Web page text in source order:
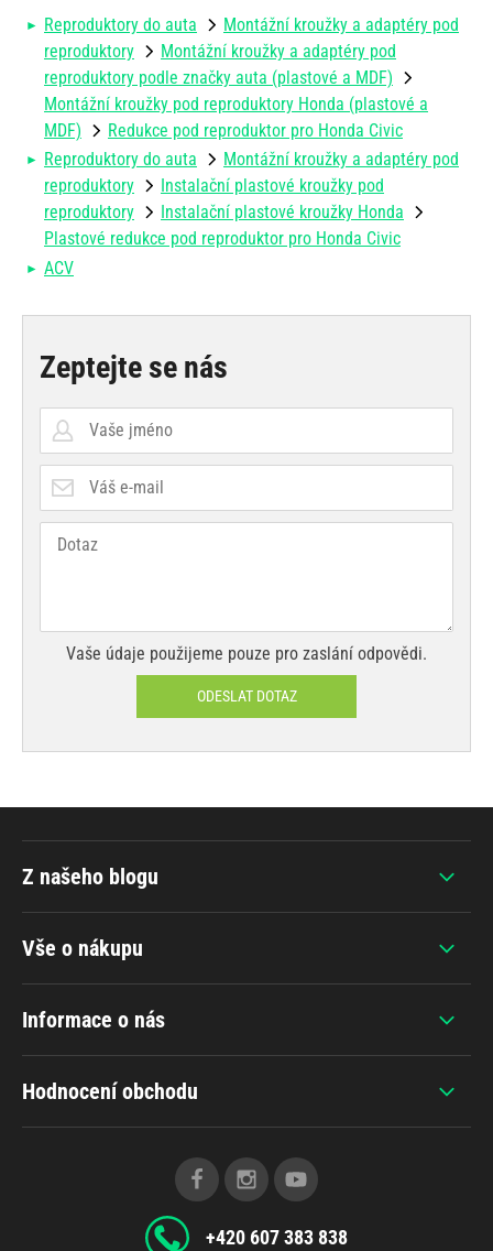
Reproduktory do auta
Montážní kroužky a adaptéry pod
reproduktory
Montážní kroužky a adaptéry pod
reproduktory podle značky auta (plastové a MDF)
Montážní kroužky pod reproduktory Honda (plastové a
MDF)
Redukce pod reproduktor pro Honda Civic
Reproduktory do auta
Montážní kroužky a adaptéry pod
reproduktory
Instalační plastové kroužky pod
reproduktory
Instalační plastové kroužky Honda
Plastové redukce pod reproduktor pro Honda Civic
ACV
Zeptejte se nás
Vaše údaje použijeme pouze pro zaslání odpovědi.
ODESLAT DOTAZ
Vše o nákupu
Informace o nás
Hodnocení obchodu
+420 607 383 838
Z našeho blogu